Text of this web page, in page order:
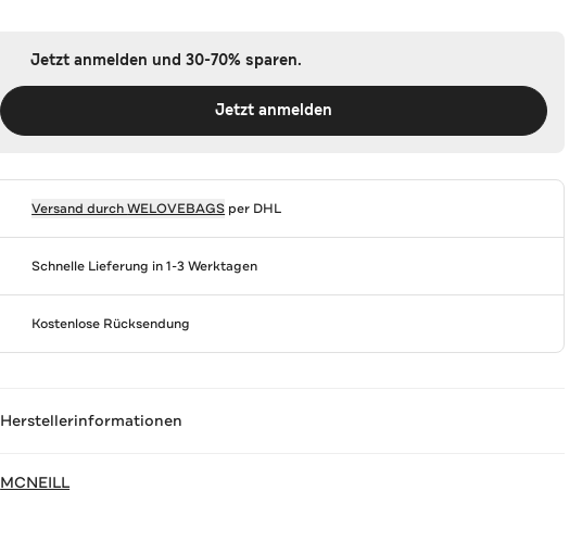
Jetzt anmelden und 30-70% sparen.
Jetzt anmelden
Versand durchWELOVEBAGS per DHL
Schnelle Lieferung in 1-3 Werktagen
Kostenlose Rücksendung
Herstellerinformationen
MCNEILL